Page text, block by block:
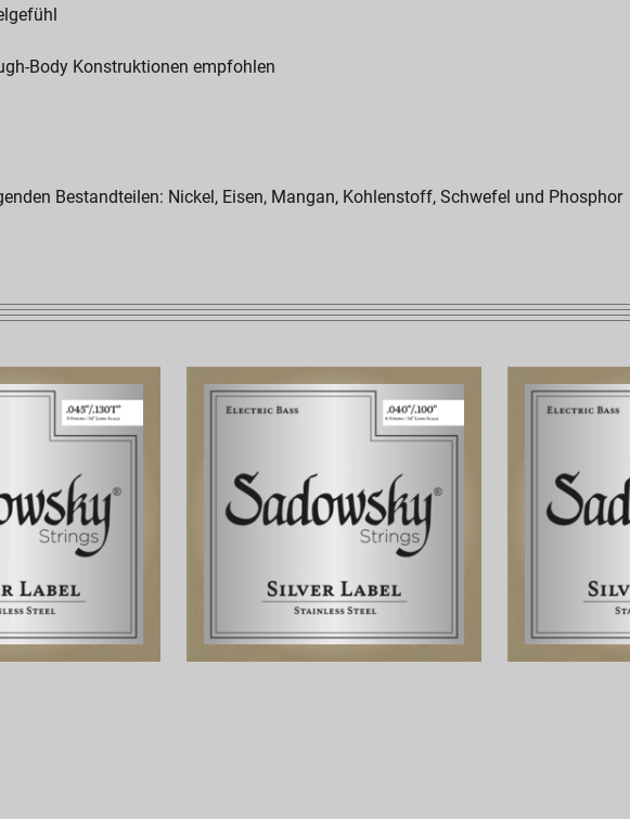
Body Konstruktionen empfohlen
Bestandteilen: Nickel, Eisen, Mangan, Kohlenstoff, Schwefel und Phosphor